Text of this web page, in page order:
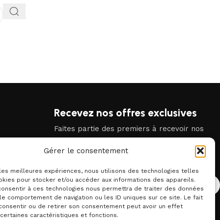
Gérer le consentement
meilleures expériences, nous utilisons des technologies telles
pour stocker et/ou accéder aux informations des appareils.
à ces technologies nous permettra de traiter des données
comportement de navigation ou les ID uniques sur ce site. Le fait
ou de retirer son consentement peut avoir un effet
caractéristiques et fonctions.
Recevez nos offres exclusives
Faites partie des premiers à recevoir nos
promotions et offres exclusives dans votre
boîte mail.
E-mail
En vous inscrivant vous acceptez notre politique de
confidentialité.